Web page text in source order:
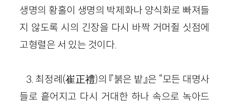
생명의 황홀이 생명의 박제화나 양식화로 빠져들
지 않도록 시의 긴장을 다시 바짝 거머쥘 싯점에
고형렬은 서 있는 것이다.
3. 최정례(崔正禮)의 『붉은 밭』은 “모든 대명사
들로 흩어지고 다시 거대한 하나 속으로 녹아드